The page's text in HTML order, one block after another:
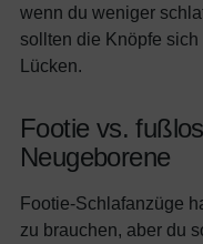
wenn du weniger
sollten die Knöpfe
Lücken.
Footie vs.
Neugeborene
Footie-Schlafanzüge
zu brauchen, aber du